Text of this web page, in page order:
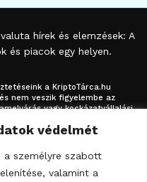
védelmét
a személyre szabott
valamint a
hírek és elemzések: A
és piacok egy helyen.
a KriptoTárca.hu
nem veszik figyelembe az
vagy kockázatvállalási
ajánlásnak, értékpapír /
stb. jegyzésére / vételére /
tájékoztatásul
kiemelten fontos az azt
széleskörű megismerése.